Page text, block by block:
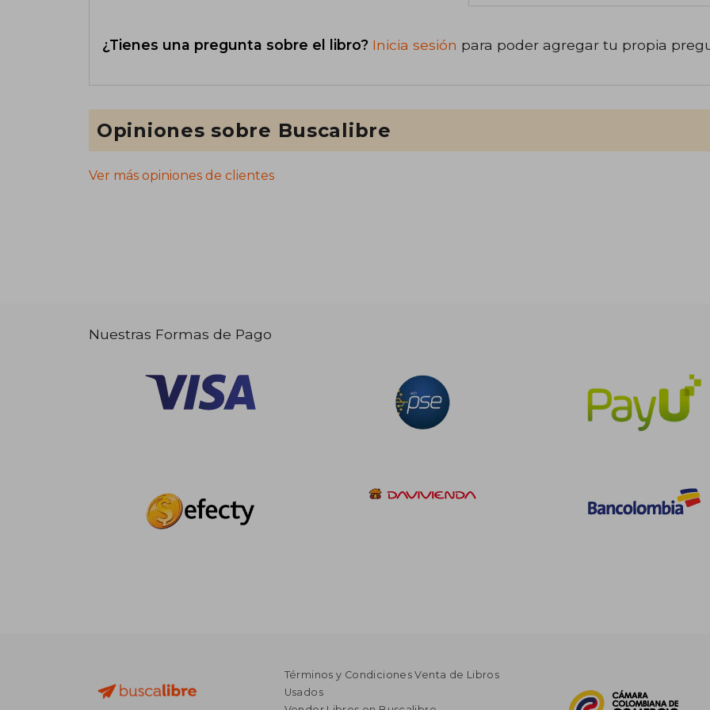
¿Tienes una pregunta sobre el libro? Inicia sesión para poder agregar tu propia
Opiniones sobre Buscalibre
Ver más opiniones de clientes
Nuestras Formas de Pago
Términos y Condiciones Venta de Libros
Usados